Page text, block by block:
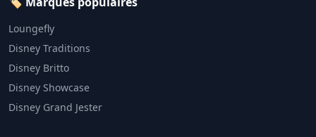
Loungefly
Disney Traditions
Disney Britto
Disney Showcase
Disney Grand Jester